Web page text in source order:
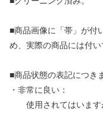
■商品画像に「帯」が付
め、実際の商品には付い
■商品状態の表記につき
・非常に良い：
使用されてはいます